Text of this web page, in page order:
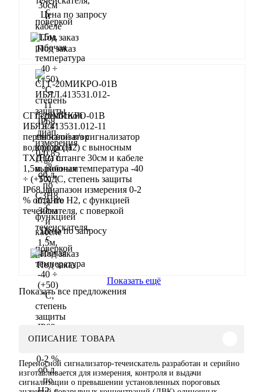
Цена по запросу
Под заказ
СГГ-20МИКРО-01В
ИБЯЛ.413531.012-11
переносной в/з сигнализатор
водорода (Н2) с выносным
ТХД на штанге 30см и кабеле
1,5м, рабочая температура -40
÷ (+50) °С, степень защиты
IP68, диапазон измерения 0-2
% об.д. по Н2, с функцией
течеискателя, с поверкой
Цена по запросу
Под заказ
Показать ещё
Показать все предложения
ОПИСАНИЕ ТОВАРА
Переносной сигнализатор-течеискатель разработан и серийно
изготавливается для измерения, контроля и выдачи
сигнализации о превышении установленных пороговых